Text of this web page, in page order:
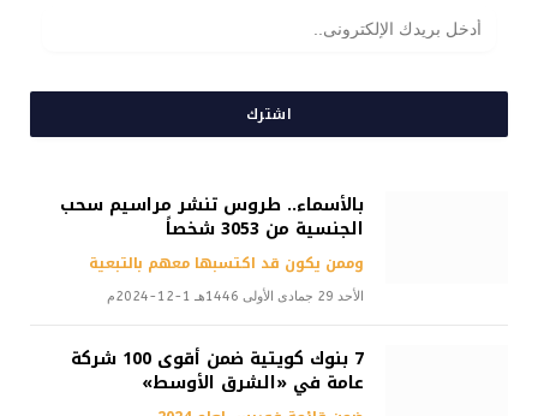
اشترك
بالأسماء.. طروس تنشر مراسيم سحب
الجنسية من 3053 شخصاً
وممن يكون قد اكتسبها معهم بالتبعية
الأحد 29 جمادى الأولى 1446هـ 1-12-2024م
7 بنوك كويتية ضمن أقوى 100 شركة
عامة في «الشرق الأوسط»